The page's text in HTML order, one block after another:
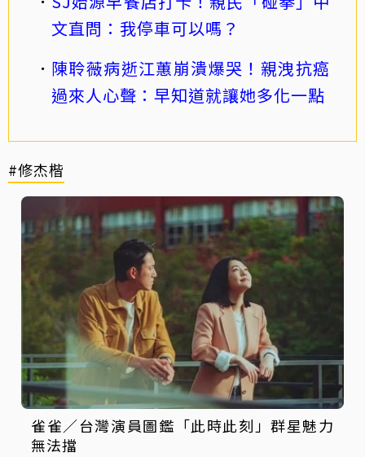
文直問：我停車可以嗎？
陳聆薇病逝江蕙崩潰爆哭！親洩抗癌
過來人心聲：早知道就讓她多化一點
#修杰楷
雀雀／台灣演員圖鑑「此時此刻」群星魅力
無法擋